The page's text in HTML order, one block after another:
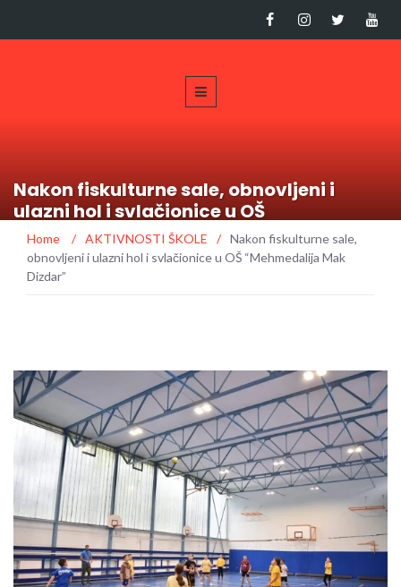
Nakon fiskulturne sale, obnovljeni i
ulazni hol i svlačionice u OŠ
“Mehmedalija Mak Dizdar”
Home / AKTIVNOSTI ŠKOLE / Nakon fiskulturne sale,
obnovljeni i ulazni hol i svlačionice u OŠ “Mehmedalija Mak
Dizdar”